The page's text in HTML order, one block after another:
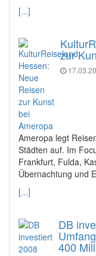
[...]
zur
Ameropa legt
Städten auf. Im
Frankfurt, Fulda,
Übernachtung und
[...]
DB
400